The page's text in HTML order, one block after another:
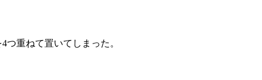
重ねて置いてしまった。